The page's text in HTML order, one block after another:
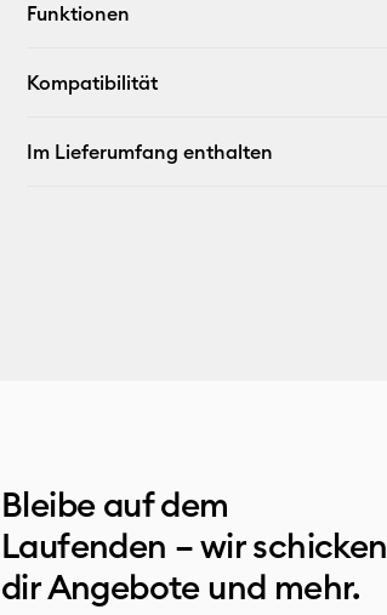
Funktionen
Kompatibilität
Im Lieferumfang enthalten
Bleibe auf dem
Laufenden – wir schicken
dir Angebote und mehr.